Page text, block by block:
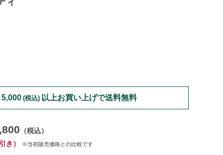
tops/casual-
5,000 (税込) 以上お買い上げで送料無料
（税込）
引き） ※当初販売価格との比較です